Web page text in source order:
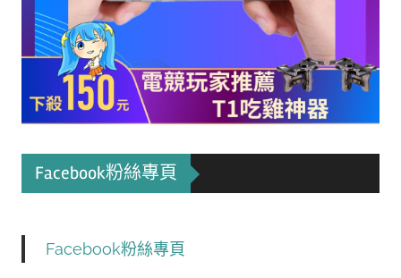
Facebook粉絲專頁
Facebook粉絲專頁